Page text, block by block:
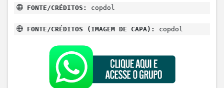
FONTE/CRÉDITOS: copdol
FONTE/CRÉDITOS (IMAGEM DE CAPA): copdol